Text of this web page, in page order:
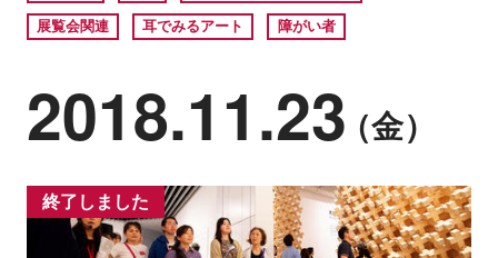
展覧会関連 耳でみるアート 障がい者
2018.11.23（金）
終了しました